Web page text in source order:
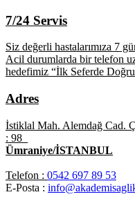
7/24 Servis
Siz değerli hastalarımıza 7
Acil durumlarda bir telefon
hedefimiz “İlk Seferde Doğru
Adres
İstiklal Mah. Alemdağ Cad.
: 98
Ümraniye/İSTANBUL
Telefon : 0542 697 89 53
E-Posta :